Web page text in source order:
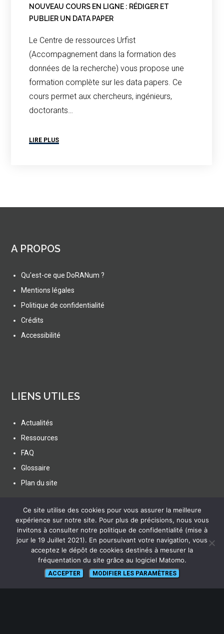
NOUVEAU COURS EN LIGNE : RÉDIGER ET
PUBLIER UN DATA PAPER
Le Centre de ressources Urfist
(Accompagnement dans la formation des
données de la recherche) vous propose une
formation complète sur les data papers. Ce
cours permet aux chercheurs, ingénieurs,
doctorants…
LIRE PLUS
A PROPOS
Qu'est-ce que DoRANum ?
Mentions légales
Politique de confidentialité
Crédits
Accessibilité
LIENS UTILES
Actualités
Ressources
FAQ
Glossaire
Plan du site
SUIVEZ NOUS
lien vers Canal U
Ce site utilise des cookies pour vous assurer la meilleure
expérience sur notre site. Pour plus de précisions, nous vous
invitons à consulter notre politique de confidentialité (mise à
jour le 19 Juillet 2021). En poursuivant votre navigation, vous
acceptez le dépôt de cookies destinés à mesurer la
fréquentation du site grâce au logiciel Matomo.
ACCEPTER MODIFIER LES PARAMÈTRES